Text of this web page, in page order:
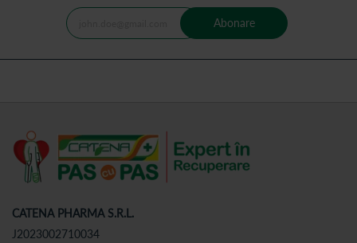
Abonare
CATENA PHARMA S.R.L.
J2023002710034